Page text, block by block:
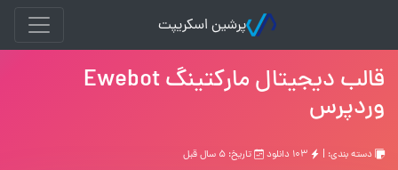
پرشین اسکریپت
قالب دیجیتال مارکتینگ Ewebot
وردپرس
دسته بندی: | تاریخ: ۵ سال قبل